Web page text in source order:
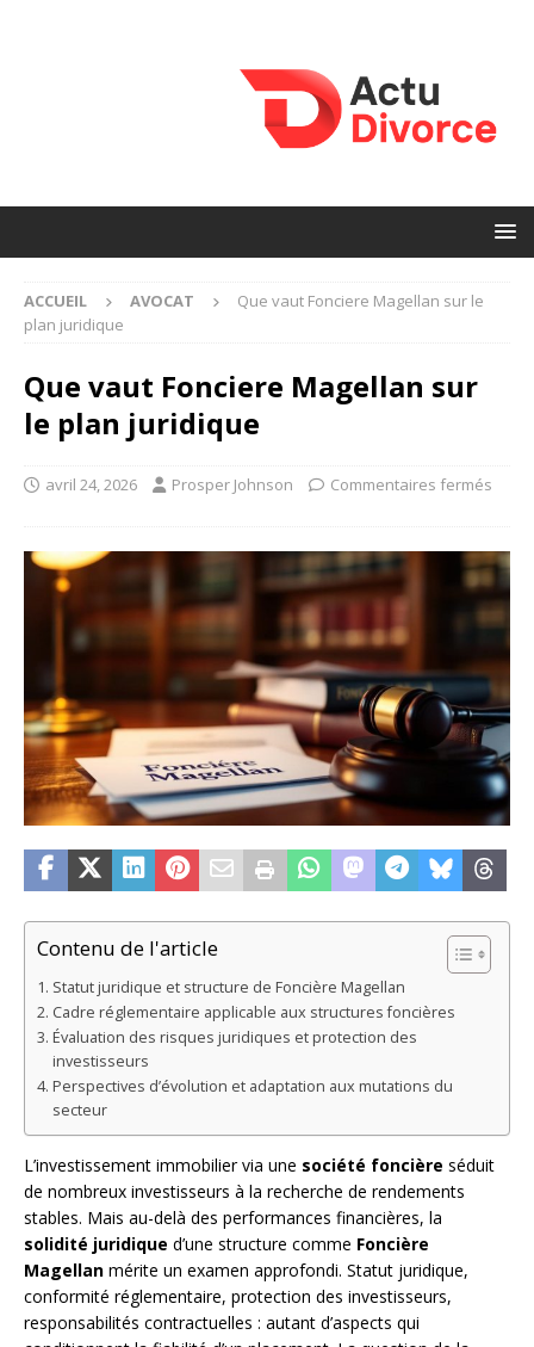
ACCUEIL AVOCAT
Que vaut Fonciere Magellan sur le
plan juridique
Que vaut Fonciere Magellan sur
le plan juridique
avril 24, 2026 Prosper Johnson Commentaires fermés
Contenu de l'article
Statut juridique et structure de Foncière Magellan
Cadre réglementaire applicable aux structures foncières
Évaluation des risques juridiques et protection des
investisseurs
Perspectives d’évolution et adaptation aux mutations du
secteur
L’investissement immobilier via une société foncière séduit
de nombreux investisseurs à la recherche de rendements
stables. Mais au-delà des performances financières, la
solidité juridique d’une structure comme Foncière
Magellan mérite un examen approfondi. Statut juridique,
conformité réglementaire, protection des investisseurs,
responsabilités contractuelles : autant d’aspects qui